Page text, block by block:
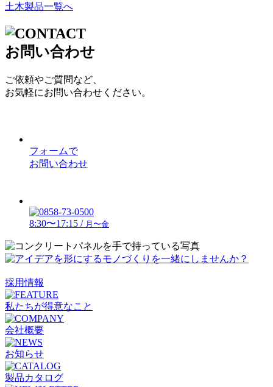
土木製品一覧へ
お問い合わせ
ご依頼やご質問など、
お気軽にお問い合わせください。
フォームで
お問い合わせ
8:30〜17:15 / 月〜金
採用情報
私たちが得意なこと
会社概要
お知らせ
製品カタログ